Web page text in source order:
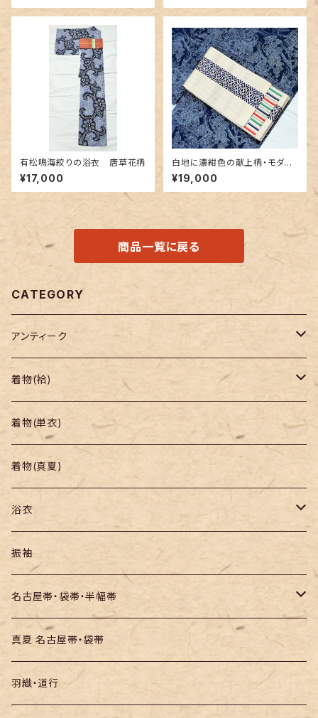
有松鳴海絞りの浴衣 唐草花柄
¥17,000
白地に濃紺色の献上柄・モダン
なボーダー 博多織りリバーシ
ブル半幅帯
¥19,000
商品一覧に戻る
CATEGORY
アンティーク
着物
帯
羽織り・道行
着物(袷)
小紋
色無地・江戸小紋
紬
訪問着・付下
お召し
着物(単衣)
着物(真夏)
浴衣
セオα・ポリ
木綿・綿麻
絞りの浴衣
振袖
名古屋帯・袋帯・半幅帯
名古屋帯
袋帯
真夏 名古屋帯・袋帯
羽織・道行